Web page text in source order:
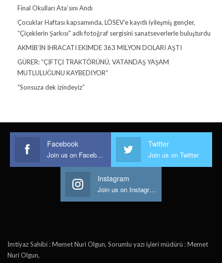
Final Okulları Ata’sını Andı
Çocuklar Haftası kapsamında, LÖSEV’e kayıtlı iyileşmiş gençler,
“Çiçeklerin Şarkısı" adlı fotoğraf sergisini sanatseverlerle buluşturdu
AKMİB’İN İHRACATI EKİMDE 363 MİLYON DOLARI AŞTI
GÜRER: “ÇİFTÇİ TRAKTÖRÜNÜ, VATANDAŞ YAŞAM
MUTLULUĞUNU KAYBEDİYOR”
“Sonsuza dek izindeyiz”
Facebook
Join us on Facebook
Twitter
Join us on Twitter
Instagram
Join us on Instagram
İmtiyaz Sahibi : Memet Nuri Olgun, Sorumlu yazı işleri müdürü : Memet
Nuri Olgun,